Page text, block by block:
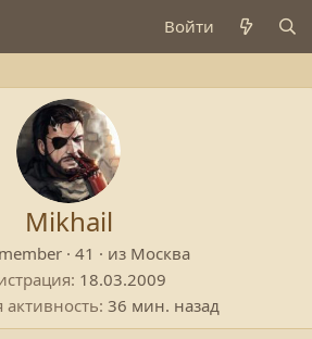
Войти
Mikhail
· 41 · из Москва
18.03.2009
активность 36 мин. назад